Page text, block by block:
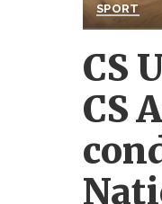
SPORT
CS
CS